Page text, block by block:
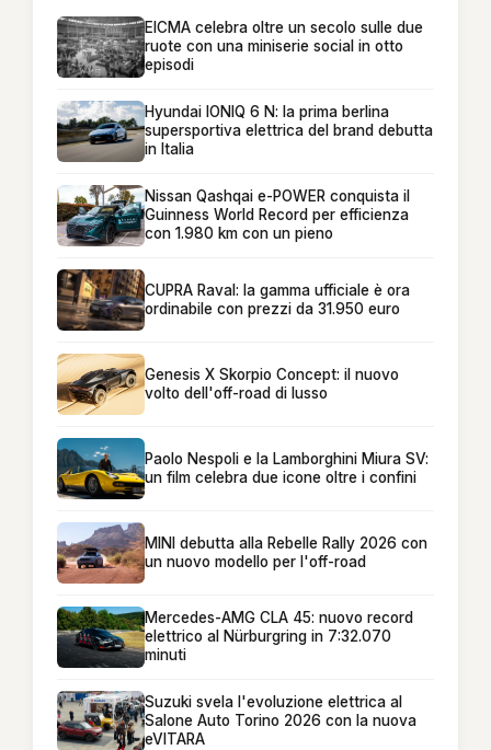
EICMA celebra oltre un secolo sulle due
ruote con una miniserie social in otto
episodi
Hyundai IONIQ 6 N: la prima berlina
supersportiva elettrica del brand debutta
in Italia
Nissan Qashqai e-POWER conquista il
Guinness World Record per efficienza
con 1.980 km con un pieno
CUPRA Raval: la gamma ufficiale è ora
ordinabile con prezzi da 31.950 euro
Genesis X Skorpio Concept: il nuovo
volto dell'off-road di lusso
Paolo Nespoli e la Lamborghini Miura SV:
un film celebra due icone oltre i confini
MINI debutta alla Rebelle Rally 2026 con
un nuovo modello per l'off-road
Mercedes-AMG CLA 45: nuovo record
elettrico al Nürburgring in 7:32.070
minuti
Suzuki svela l'evoluzione elettrica al
Salone Auto Torino 2026 con la nuova
eVITARA